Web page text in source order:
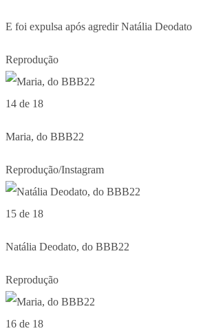
E foi expulsa após agredir Natália Deodato
Reprodução
14 de 18
Maria, do BBB22
Reprodução/Instagram
15 de 18
Natália Deodato, do BBB22
Reprodução
16 de 18